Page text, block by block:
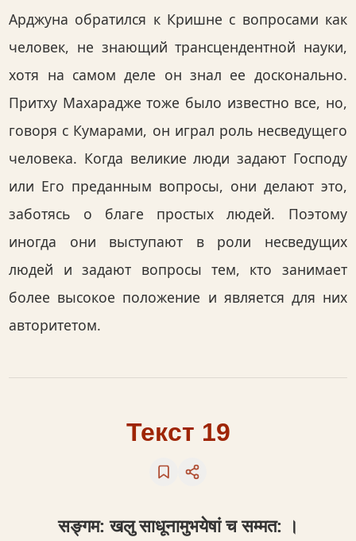
Арджуна обратился к Кришне с вопросами как
человек, не знающий трансцендентной науки,
хотя на самом деле он знал ее досконально.
Притху Махарадже тоже было известно все, но,
говоря с Кумарами, он играл роль несведущего
человека. Когда великие люди задают Господу
или Его преданным вопросы, они делают это,
заботясь о благе простых людей. Поэтому
иногда они выступают в роли несведущих
людей и задают вопросы тем, кто занимает
более высокое положение и является для них
авторитетом.
Текст 19
सङ्गम: खलु साधूनामुभयेषां च सम्मत: ।